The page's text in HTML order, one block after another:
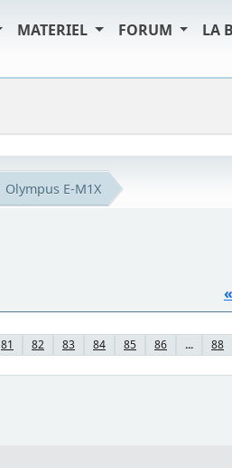
MATERIEL FORUM LA
Olympus E-M1X
81 82 83 84 85 86 ... 88